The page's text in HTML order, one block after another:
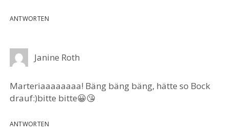
ANTWORTEN
Janine Roth
Marteriaaaaaaaa! Bäng bäng bäng, hätte so Bock
drauf:)bitte bitte😀😘
ANTWORTEN